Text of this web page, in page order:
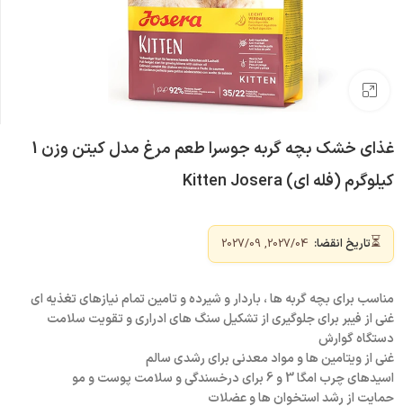
بزرگنمایی تصویر
غذای خشک بچه گربه جوسرا طعم مرغ مدل کیتن وزن 1
کیلوگرم (فله ای) Kitten Josera
⏳تاریخ انقضا:
مناسب برای بچه گربه ها ، باردار و شیرده و تامین تمام نیازهای تغذیه ای
غنی از فیبر برای جلوگیری از تشکیل سنگ های ادراری و تقویت سلامت
دستگاه گوارش
غنی از ویتامین ها و مواد معدنی برای رشدی سالم
اسیدهای چرب امگا 3 و 6 برای درخسندگی و سلامت پوست و مو
حمایت از رشد استخوان ها و عضلات